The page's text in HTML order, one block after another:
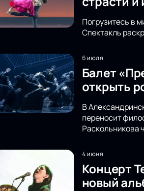
Погрузитесь в
Спектакль
6 июля
Балет
открыть
В
переносит
Раскольникова
4 июня
Концерт
новый